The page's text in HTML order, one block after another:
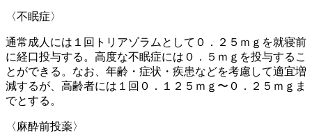
〈不眠症〉
通常成人には１回トリアゾラムとして０．２５ｍｇを就寝前
に経口投与する。高度な不眠症には０．５ｍｇを投与するこ
とができる。なお、年齢・症状・疾患などを考慮して適宜増
減するが、高齢者には１回０．１２５ｍｇ〜０．２５ｍｇま
でとする。
〈麻酔前投薬〉